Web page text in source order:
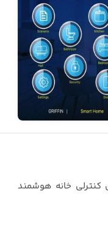
کنترلی خانه هوشمند